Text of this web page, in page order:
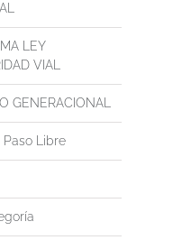
LEY
VIAL
GENERACIONAL
Paso Libre